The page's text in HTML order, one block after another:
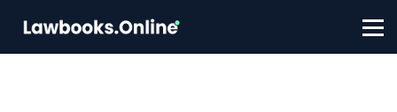
FAQ
Contact